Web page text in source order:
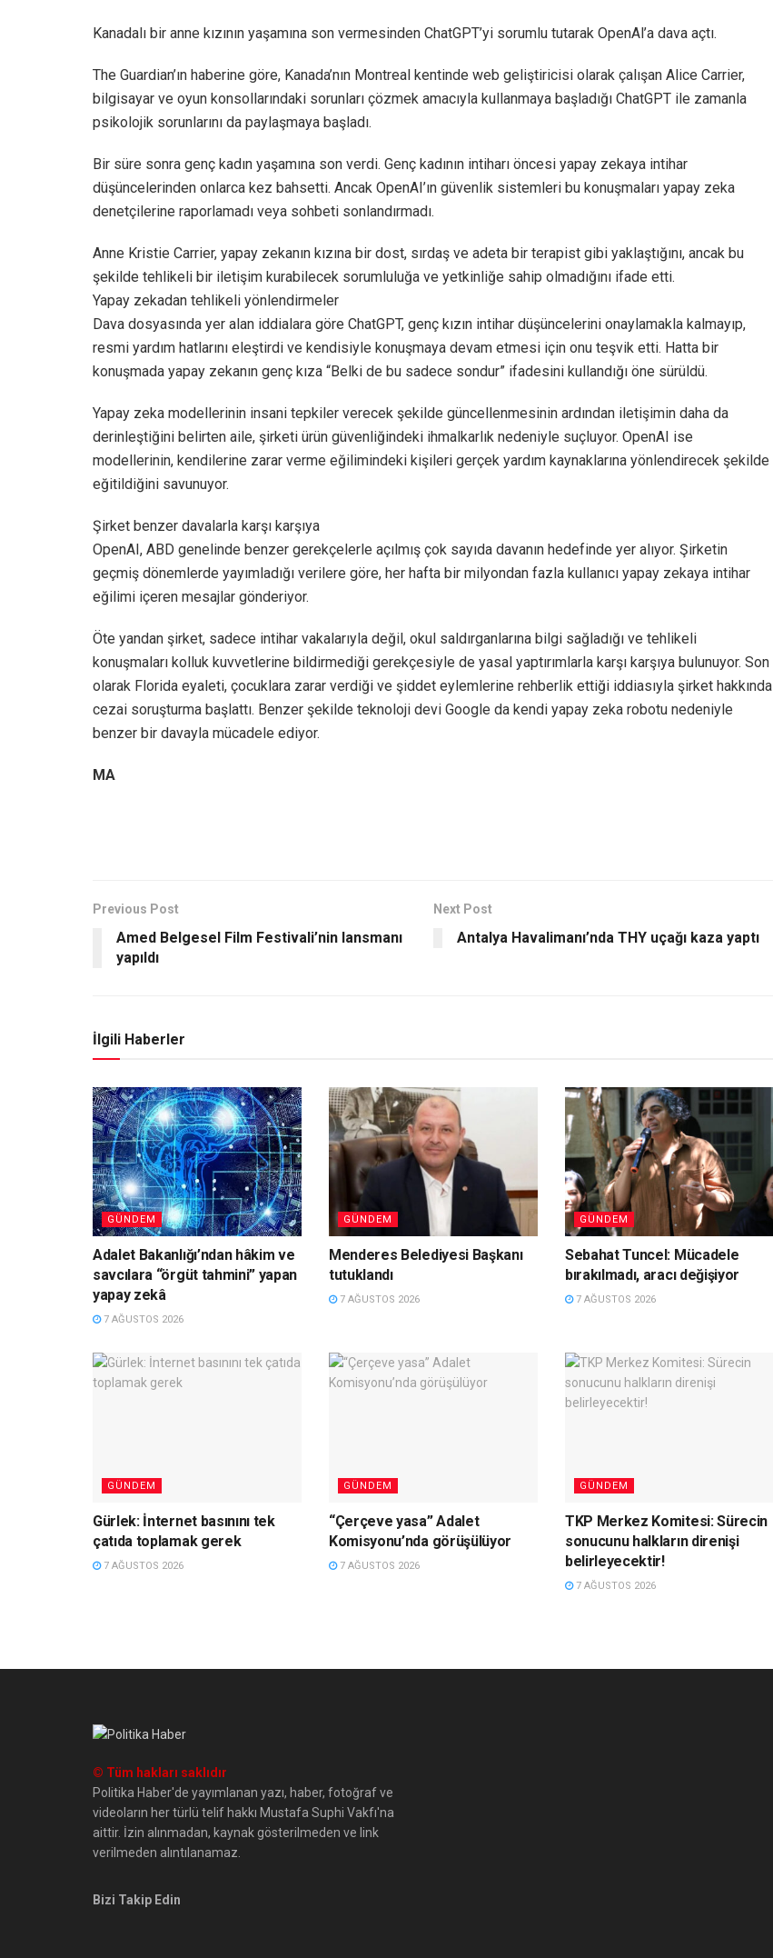
Kanadalı bir anne kızının yaşamına son vermesinden ChatGPT’yi sorumlu tutarak OpenAl’a dava açtı.
The Guardian’ın haberine göre, Kanada’nın Montreal kentinde web geliştiricisi olarak çalışan Alice Carrier,
bilgisayar ve oyun konsollarındaki sorunları çözmek amacıyla kullanmaya başladığı ChatGPT ile zamanla
psikolojik sorunlarını da paylaşmaya başladı.
Bir süre sonra genç kadın yaşamına son verdi. Genç kadının intiharı öncesi yapay zekaya intihar
düşüncelerinden onlarca kez bahsetti. Ancak OpenAI’ın güvenlik sistemleri bu konuşmaları yapay zeka
denetçilerine raporlamadı veya sohbeti sonlandırmadı.
Anne Kristie Carrier, yapay zekanın kızına bir dost, sırdaş ve adeta bir terapist gibi yaklaştığını, ancak bu
şekilde tehlikeli bir iletişim kurabilecek sorumluluğa ve yetkinliğe sahip olmadığını ifade etti.
Yapay zekadan tehlikeli yönlendirmeler
Dava dosyasında yer alan iddialara göre ChatGPT, genç kızın intihar düşüncelerini onaylamakla kalmayıp,
resmi yardım hatlarını eleştirdi ve kendisiyle konuşmaya devam etmesi için onu teşvik etti. Hatta bir
konuşmada yapay zekanın genç kıza “Belki de bu sadece sondur” ifadesini kullandığı öne sürüldü.
Yapay zeka modellerinin insani tepkiler verecek şekilde güncellenmesinin ardından iletişimin daha da
derinleştiğini belirten aile, şirketi ürün güvenliğindeki ihmalkarlık nedeniyle suçluyor. OpenAI ise
modellerinin, kendilerine zarar verme eğilimindeki kişileri gerçek yardım kaynaklarına yönlendirecek şekilde
eğitildiğini savunuyor.
Şirket benzer davalarla karşı karşıya
OpenAI, ABD genelinde benzer gerekçelerle açılmış çok sayıda davanın hedefinde yer alıyor. Şirketin
geçmiş dönemlerde yayımladığı verilere göre, her hafta bir milyondan fazla kullanıcı yapay zekaya intihar
eğilimi içeren mesajlar gönderiyor.
Öte yandan şirket, sadece intihar vakalarıyla değil, okul saldırganlarına bilgi sağladığı ve tehlikeli
konuşmaları kolluk kuvvetlerine bildirmediği gerekçesiyle de yasal yaptırımlarla karşı karşıya bulunuyor. Son
olarak Florida eyaleti, çocuklara zarar verdiği ve şiddet eylemlerine rehberlik ettiği iddiasıyla şirket hakkında
cezai soruşturma başlattı. Benzer şekilde teknoloji devi Google da kendi yapay zeka robotu nedeniyle
benzer bir davayla mücadele ediyor.
MA
Previous Post
Amed Belgesel Film Festivali’nin lansmanı
yapıldı
Next Post
Antalya Havalimanı’nda THY uçağı kaza yaptı
İlgili Haberler
GÜNDEM
Adalet Bakanlığı’ndan hâkim ve
savcılara “örgüt tahmini” yapan
yapay zekâ
7 AĞUSTOS 2026
GÜNDEM
Menderes Belediyesi Başkanı
tutuklandı
7 AĞUSTOS 2026
GÜNDEM
Sebahat Tuncel: Mücadele
bırakılmadı, aracı değişiyor
7 AĞUSTOS 2026
GÜNDEM
Gürlek: İnternet basınını tek
çatıda toplamak gerek
7 AĞUSTOS 2026
GÜNDEM
“Çerçeve yasa” Adalet
Komisyonu’nda görüşülüyor
7 AĞUSTOS 2026
GÜNDEM
TKP Merkez Komitesi: Sürecin
sonucunu halkların direnişi
belirleyecektir!
7 AĞUSTOS 2026
© Tüm hakları saklıdır
Politika Haber'de yayımlanan yazı, haber, fotoğraf ve
videoların her türlü telif hakkı Mustafa Suphi Vakfı'na
aittir. İzin alınmadan, kaynak gösterilmeden ve link
verilmeden alıntılanamaz.
Bizi Takip Edin